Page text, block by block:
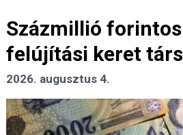
Százmillió
felújítási keret
2026. augusztus 4.